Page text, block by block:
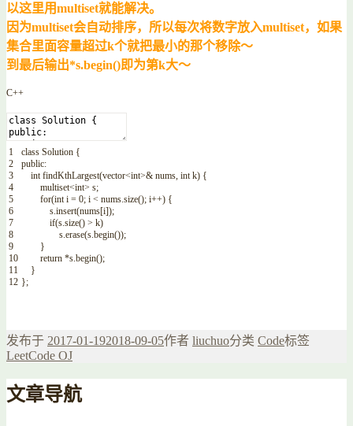
以这里用multiset就能解决。
因为multiset会自动排序，所以每次将数字放入multiset，如果
集合里面容量超过k个就把最小的那个移除～
到最后输出*s.begin()即为第k大～
C++
1
2
3
4
5
6
7
8
9
10
11
12
class Solution {
public:
int findKthLargest(vector<int>& nums, int k) {
multiset<int> s;
for(int i = 0; i < nums.size(); i++) {
s.insert(nums[i]);
if(s.size() > k)
s.erase(s.begin());
}
return *s.begin();
}
};
发布于 2017-01-192018-09-05作者 liuchuo分类 Code标签
LeetCode OJ
文章导航